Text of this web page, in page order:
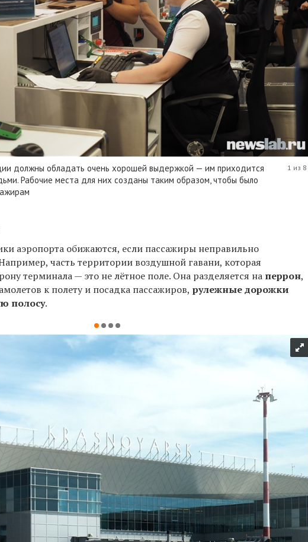
должны обладать очень хорошей выдержкой — им приходится
Рабочие места для них созданы таким образом, чтобы было
1 из 8
аэропорта обижаются, если пассажиры неправильно
часть территории воздушной гавани, которая
терминала — это не лётное поле. Она разделяется на перрон,
к полету и посадка пассажиров, рулежные дорожки
полосу.